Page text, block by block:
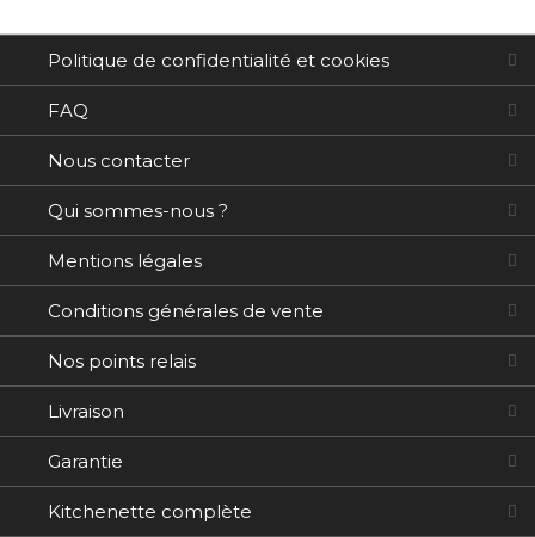
Politique de confidentialité et cookies
FAQ
Nous contacter
Qui sommes-nous ?
Mentions légales
Conditions générales de vente
Nos points relais
Livraison
Garantie
Kitchenette complète